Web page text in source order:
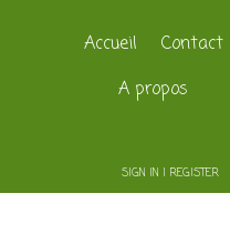
Accueil
Contact
A propos
SIGN IN | REGISTER